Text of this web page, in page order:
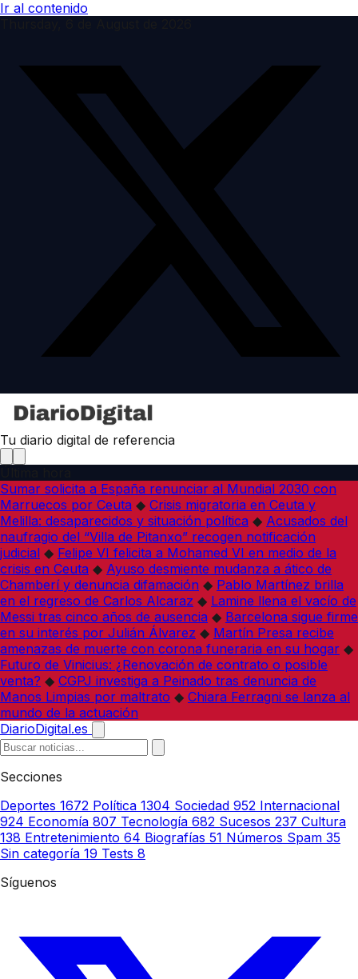
Ir al contenido
Tu diario digital de referencia
Sumar solicita a España renunciar al Mundial 2030 con
Marruecos por Ceuta ◆ Crisis migratoria en Ceuta y
Melilla: desaparecidos y situación política ◆ Acusados del
naufragio del “Villa de Pitanxo” recogen notificación
judicial ◆ Felipe VI felicita a Mohamed VI en medio de la
crisis en Ceuta ◆ Ayuso desmiente mudanza a ático de
Chamberí y denuncia difamación ◆ Pablo Martínez brilla
en el regreso de Carlos Alcaraz ◆ Lamine llena el vacío de
Messi tras cinco años de ausencia ◆ Barcelona sigue firme
en su interés por Julián Álvarez ◆ Martín Presa recibe
amenazas de muerte con corona funeraria en su hogar ◆
Futuro de Vinicius: ¿Renovación de contrato o posible
venta? ◆ CGPJ investiga a Peinado tras denuncia de
Manos Limpias por maltrato ◆ Chiara Ferragni se lanza al
mundo de la actuación
DiarioDigital.es
Secciones
Deportes 1672 Política 1304 Sociedad 952 Internacional
924 Economía 807 Tecnología 682 Sucesos 237 Cultura
138 Entretenimiento 64 Biografías 51 Números Spam 35
Sin categoría 19 Tests 8
Síguenos